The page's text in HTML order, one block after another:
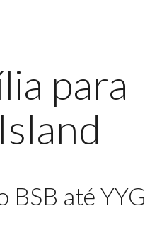
para
BSB até YYG